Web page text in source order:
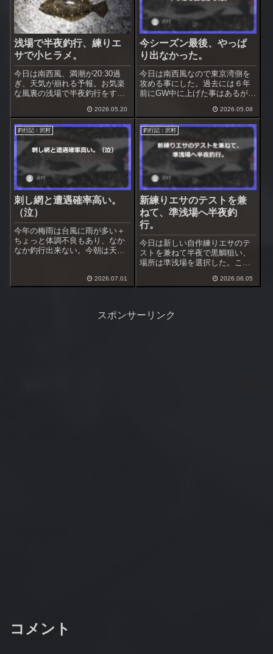
浅場で半夜釣行、練りエ
サで小ヒラメ。
今日は南西風、満潮が20:30過
ぎ、天気が崩れる予報。お気楽
な風裏の浅場で半夜釣行をする
ぐ撤収するつもり。ここは昨年
秋に黒鯛を上げているが半夜で
の経験は１回のみ。
2026.05.20
今シーズン最後、やっぱ
り出なかった。
今日は南西風なので東京湾側を
攻める事にした。過去には６年
前にGW中に上げた事はあるが、
れなければ今シーズンは諦める
事にする。
2026.05.08
釣行記：沢村
刺し網と遭遇確率高い。
（泣）
今年の梅雨は台風に雨が多い＋
ちょっと体調不良もあり、なか
なか釣行出来ない。今朝は天気
へ行く。あ～やっぱり刺し網が
あった。ポイントを囲まれて
2026.07.01
釣行記：沢村
新練りエサのテストを兼
ねて、準浅場へ半夜釣
行。
今日は新しい自作練りエサのテ
ストを兼ねて半夜で黒鯛狙い、
場所は準浅場を選択した。ここ
れていない。満潮が21:00なので
かは微妙な所。
2026.06.05
スポンサーリンク
コメント